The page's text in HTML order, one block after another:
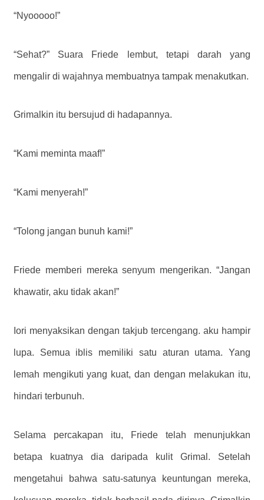
“Nyooooo!”
“Sehat?” Suara Friede lembut, tetapi darah yang
mengalir di wajahnya membuatnya tampak menakutkan.
Grimalkin itu bersujud di hadapannya.
“Kami meminta maaf!”
“Kami menyerah!”
“Tolong jangan bunuh kami!”
Friede memberi mereka senyum mengerikan. “Jangan
khawatir, aku tidak akan!”
Iori menyaksikan dengan takjub tercengang. aku hampir
lupa. Semua iblis memiliki satu aturan utama. Yang
lemah mengikuti yang kuat, dan dengan melakukan itu,
hindari terbunuh.
Selama percakapan itu, Friede telah menunjukkan
betapa kuatnya dia daripada kulit Grimal. Setelah
mengetahui bahwa satu-satunya keuntungan mereka,